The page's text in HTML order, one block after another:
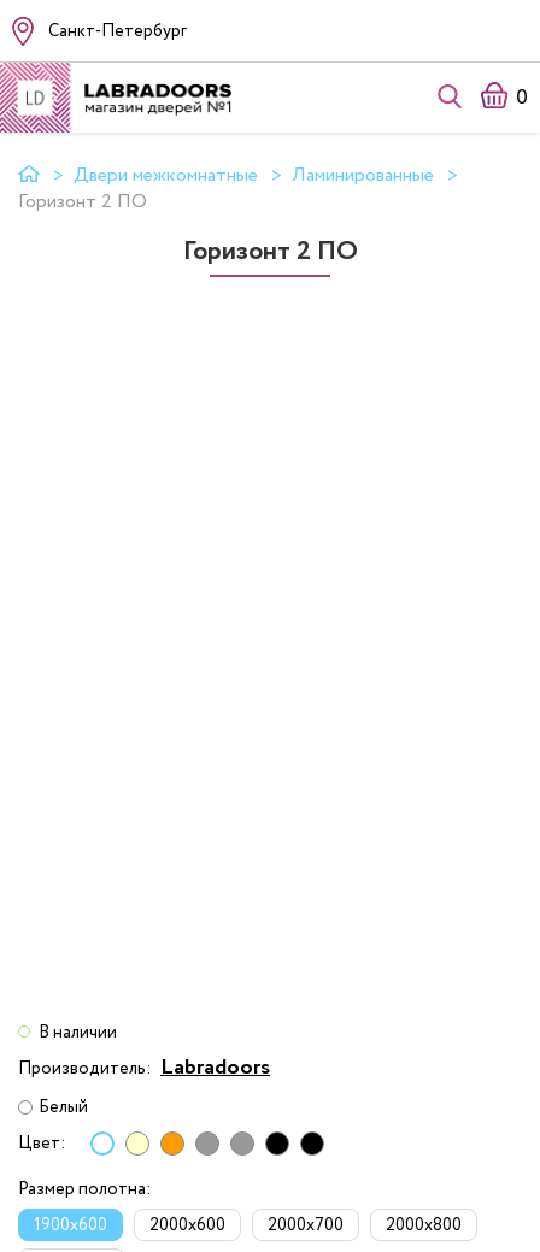
Санкт-Петербург
0
Двери межкомнатные
Ламинированные
Горизонт 2 ПО
Горизонт 2 ПО
В наличии
Производитель: Labradoors
Белый
Цвет:
Размер полотна:
1900x600
2000x600 2000x700
2000x800